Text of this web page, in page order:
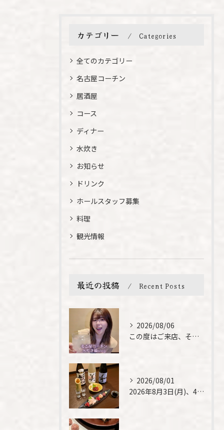
カテゴリー Categories
全てのカテゴリー
名古屋コーチン
居酒屋
コース
ディナー
水炊き
お知らせ
ドリンク
ホールスタッフ募集
料理
観光情報
最近の投稿 Recent Posts
2026/08/06
この度はご来店、そして素敵なご紹介誠にありがとうございます✨...
2026/08/01
2026年8月3日(月)、4日(火)は、臨時休業させて頂きま...